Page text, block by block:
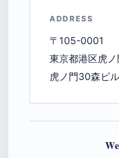
ADDRESS
〒105-0001
東京都港区虎
虎ノ門30森ビ